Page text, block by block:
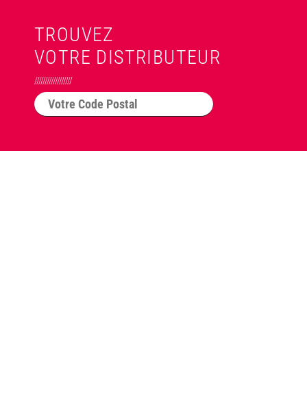
TROUVEZ
VOTRE DISTRIBUTEUR
//////////////////